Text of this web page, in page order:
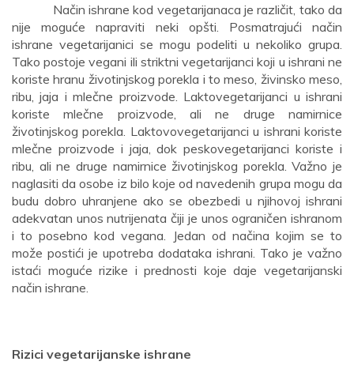
Način ishrane kod vegetarijanaca je različit, tako da
nije moguće napraviti neki opšti. Posmatrajući način
ishrane vegetarijanici se mogu podeliti u nekoliko grupa.
Tako postoje vegani ili striktni vegetarijanci koji u ishrani ne
koriste hranu životinjskog porekla i to meso, živinsko meso,
ribu, jaja i mlečne proizvode. Laktovegetarijanci u ishrani
koriste mlečne proizvode, ali ne druge namirnice
životinjskog porekla. Laktovovegetarijanci u ishrani koriste
mlečne proizvode i jaja, dok peskovegetarijanci koriste i
ribu, ali ne druge namirnice životinjskog porekla. Važno je
naglasiti da osobe iz bilo koje od navedenih grupa mogu da
budu dobro uhranjene ako se obezbedi u njihovoj ishrani
adekvatan unos nutrijenata čiji je unos ograničen ishranom
i to posebno kod vegana. Jedan od načina kojim se to
može postići je upotreba dodataka ishrani. Tako je važno
istaći moguće rizike i prednosti koje daje vegetarijanski
način ishrane.
Rizici vegetarijanske ishrane